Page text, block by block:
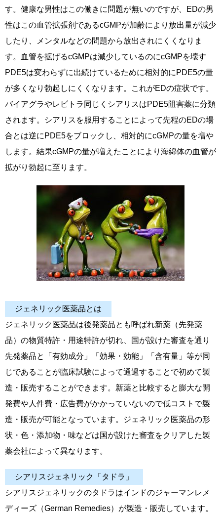
す。健康な男性はこの働きに問題が無いのですが、EDの男
性はこの血管拡張剤であるcGMPが加齢により放出量が減少
したり、メンタルなどの問題から放出されにくくなりま
す。血管を拡げるcGMPは減少しているのにcGMPを壊す
PDE5は変わらずに出続けているために相対的にPDE5の量
が多くなり勃起しにくくなります。これがEDの症状です。
バイアグラやレビトラ同じくシアリスはPDE5阻害薬に分類
されます。シアリスを服用することによって先程のEDの場
合とは逆にPDE5をブロックし、相対的にcGMPの量を増や
します。結果cGMPの量が増えたことにより海綿体の血管が
拡がり勃起に至ります。
ジェネリック医薬品とは
ジェネリック医薬品は後発薬品とも呼ばれ新薬（先発薬
品）の物質特許・用途特許が切れ、国が設けた審査を通り
先発薬品と「有効成分」「効果・効能」「含有量」等が同
じであることが臨床試験によって通過することで初めて製
造・販売することができます。新薬と比較すると膨大な開
発費や人件費・広告費がかかっていないので低コストで製
造・販売が可能となっています。
ジェネリック医薬品の形
状・色・添加物・味などは国が設けた審査をクリアした製
薬会社によって異なります。
シアリスジェネリック「タドラ」
シアリスジェネリックのタドラはインドのジャーマンレメ
ディーズ（German Remedies）が製造・販売しています。